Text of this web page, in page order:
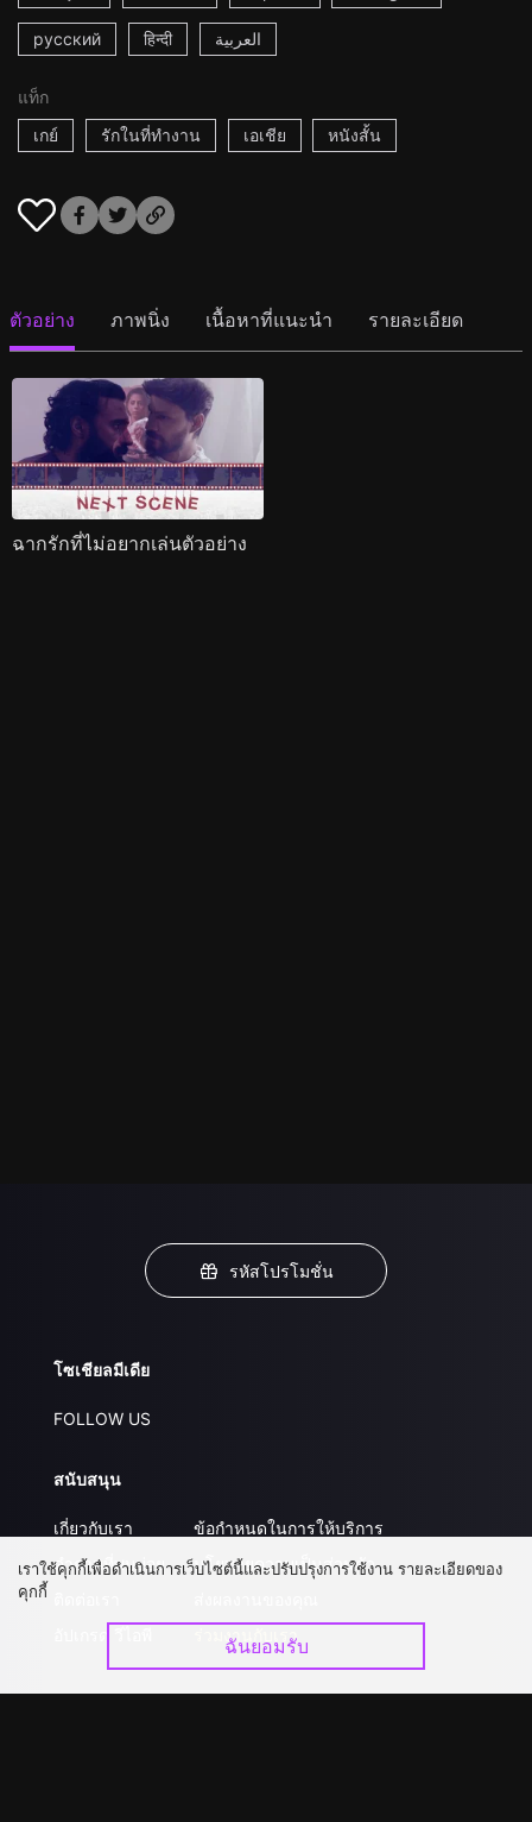
русский हिन्दी العربية
แท็ก
เกย์
รักในที่ทำงาน เอเชีย หนังสั้น
ตัวอย่าง ภาพนิ่ง เนื้อหาที่แนะนำ รายละเอียด
ฉากรักที่ไม่อยากเล่นตัวอย่าง
รหัสโปรโมชั่น
โซเชียลมีเดีย
FOLLOW US
สนับสนุน
เกี่ยวกับเรา
คำถามที่พบบ่อย
ข้อกำหนดในการให้บริการ
นโยบายความเป็นส่วนตัว
ร่วมงานกับเรา
เราใช้คุกกี้เพื่อดำเนินการเว็บไซต์นี้และปรับปรุงการใช้งาน รายละเอียดของ
คุกกี้
ฉันยอมรับ